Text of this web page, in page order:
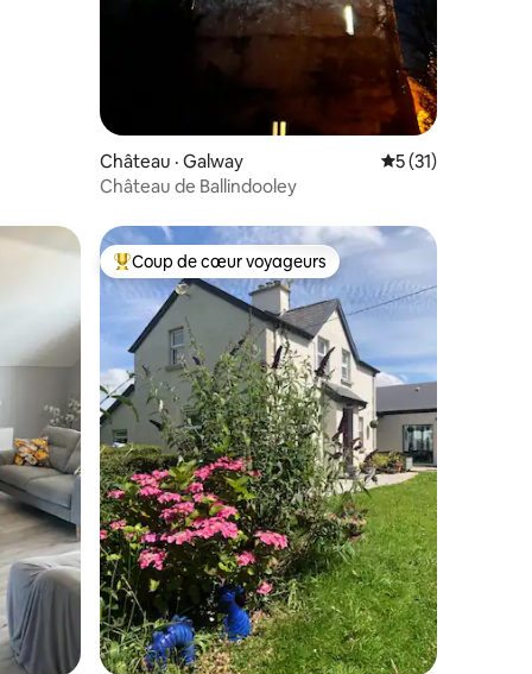
Château · Galway Note moyenne
5 (31)
Château de Ballindooley
plus aimés Coup de cœur voyageurs parmi les plus aimés
Coup de cœur voyageurs